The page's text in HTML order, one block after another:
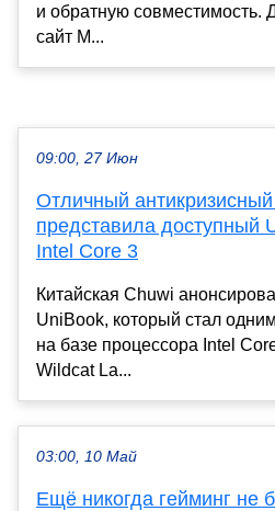
и обратную совместимость.
сайт M...
09:00, 27 Июн
Отличный
представила доступный
Intel Core 3
Китайская Chuwi
UniBook, который стал
на базе процессора Intel
Wildcat La...
03:00, 10 Май
Ещё никогда гейминг не